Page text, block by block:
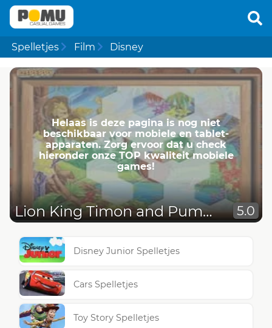
Spelletjes Film Disney
Helaas is deze pagina is nog niet
beschikbaar voor mobiele en tablet-
apparaten. Zorg ervoor dat u check
hieronder onze TOP kwaliteit mobiele
games!
Lion King Timon and Pumba 5.0
Disney Junior Spelletjes
Cars Spelletjes
Toy Story Spelletjes